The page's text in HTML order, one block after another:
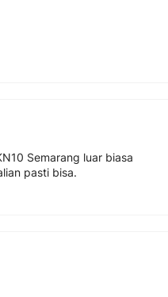
Semarang luar biasa
pasti bisa.